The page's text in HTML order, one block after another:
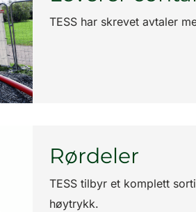
TESS har skrevet avtaler
Rørdeler
TESS tilbyr et komplett
høytrykk.